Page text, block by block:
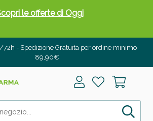
- Spedizione Gratuita per ordine minimo
89,90€
le offerte di Oggi